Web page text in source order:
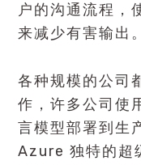
户的沟通流程，
来减少有害输出。
各种规模的公司
作，许多公司使
言模型部署到生
Azure 独特的超